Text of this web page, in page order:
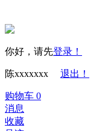
你好，请先登录！
陈xxxxxxx 退出！
购物车 0
消息
收藏